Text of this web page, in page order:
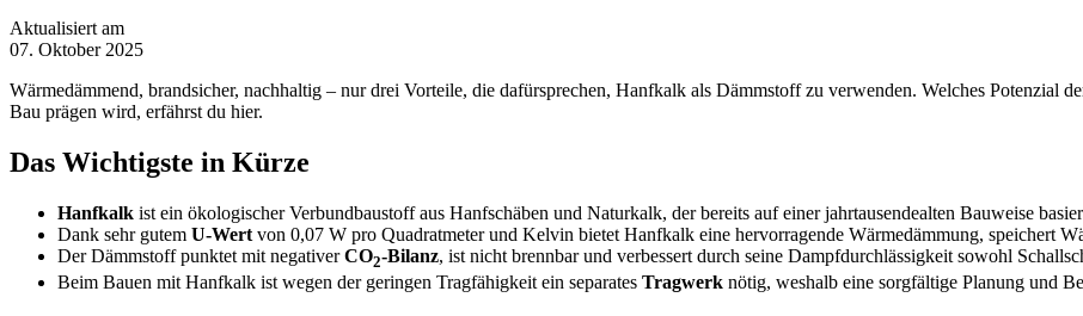
Aktualisiert am
07. Oktober 2025
Wärmedämmend, brandsicher, nachhaltig – nur drei Vorteile, die dafürsprechen, Hanfkalk als Dämmstoff zu verwenden. Welches
Bau prägen wird, erfährst du hier.
Das Wichtigste in Kürze
Hanfkalk ist ein ökologischer Verbundbaustoff aus Hanfschäben und Naturkalk, der bereits auf einer jahrtausendealten Bauweise
Dank sehr gutem U-Wert von 0,07 W pro Quadratmeter und Kelvin bietet Hanfkalk eine hervorragende Wärmedämmung, speichert
Der Dämmstoff punktet mit negativerCO2-Bilanz, ist nicht brennbar und verbessert durch seine Dampfdurchlässigkeit sowohl
Beim Bauen mit Hanfkalk ist wegen der geringen Tragfähigkeit ein separates Tragwerk nötig, weshalb eine sorgfältige Planung und